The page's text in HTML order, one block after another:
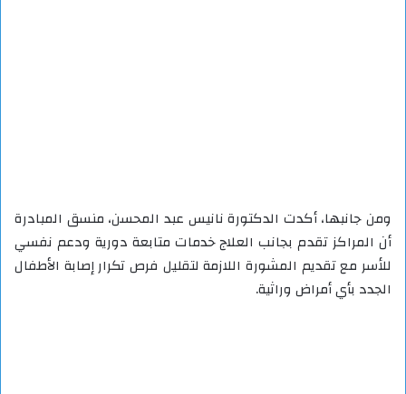
ومن جانبها، أكدت الدكتورة نانيس عبد المحسن، منسق المبادرة
أن المراكز تقدم بجانب العلاج خدمات متابعة دورية ودعم نفسي
للأسر مع تقديم المشورة اللازمة لتقليل فرص تكرار إصابة الأطفال
الجدد بأي أمراض وراثية.